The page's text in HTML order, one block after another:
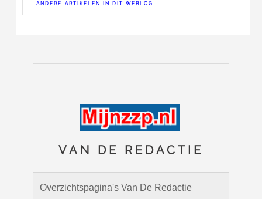
ANDERE ARTIKELEN IN DIT WEBLOG
VAN DE REDACTIE
Overzichtspagina's Van De Redactie